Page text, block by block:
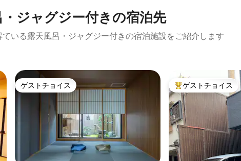
ジャグジー付きの宿泊先
いる露天風呂・ジャグジー付きの宿泊施設をご紹介します
ゲストチョイス
ゲストチョイス 大好評のゲストチョ
ゲストチョイス